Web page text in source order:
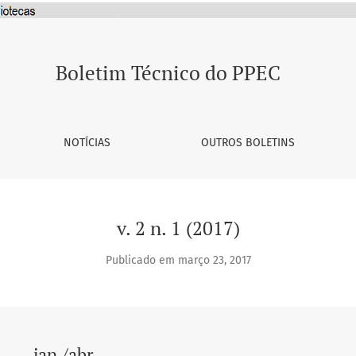
Boletim Técnico do PPEC
NOTÍCIAS OUTROS BOLETINS
v. 2 n. 1 (2017)
Publicado em março 23, 2017